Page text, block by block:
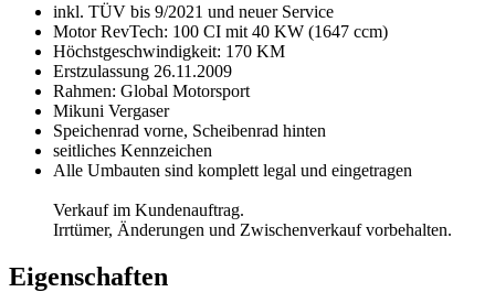
inkl. TÜV bis 9/2021 und neuer Service
Motor RevTech: 100 CI mit 40 KW (1647 ccm)
Höchstgeschwindigkeit: 170 KM
Erstzulassung 26.11.2009
Rahmen: Global Motorsport
Mikuni Vergaser
Speichenrad vorne, Scheibenrad hinten
seitliches Kennzeichen
Alle Umbauten sind komplett legal und eingetragen
Verkauf im Kundenauftrag.
Irrtümer, Änderungen und Zwischenverkauf vorbehalten.
Eigenschaften